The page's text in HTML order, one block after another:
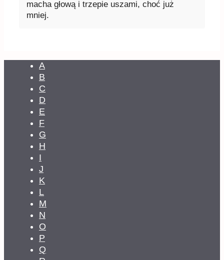
macha głową i trzepie uszami, choć już
mniej.
A
B
C
D
E
F
G
H
I
J
K
L
M
N
O
P
Q